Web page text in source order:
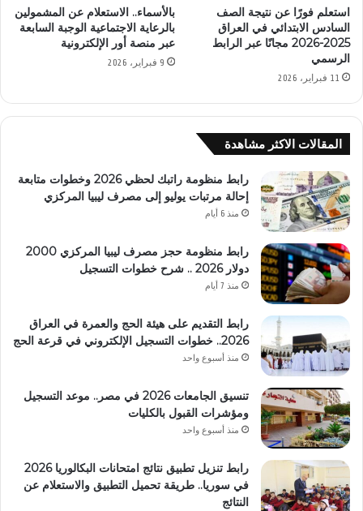
استعلم فورًا عن نتيجة الصف
السادس الابتدائي في العراق
2025-2026 مجانًا عبر الرابط
الرسمي
11 فبراير، 2026
بالأسماء.. الاستعلام عن المشمولين
بالرعاية الاجتماعية الوجبة السابعة
عبر منصة أور الإلكترونية
9 فبراير، 2026
المقالات الاكثر مشاهدة
رابط منظومة راتبك لحظي 2026 وخطوات متابعة
إحالة مرتبات يوليو إلى مصرف ليبيا المركزي
منذ 6 أيام
رابط منظومة حجز مصرف ليبيا المركزي 2000
دولار 2026 .. شرح خطوات التسجيل
منذ 7 أيام
رابط التقديم على هيئة الحج والعمرة في العراق
2026.. خطوات التسجيل الإلكتروني في قرعة الحج
منذ أسبوع واحد
تنسيق الجامعات 2026 في مصر.. موعد التسجيل
ومؤشرات القبول بالكليات
منذ أسبوع واحد
رابط تنزيل تطبيق نتائج امتحانات البكالوريا 2026
في سوريا.. طريقة تحميل التطبيق والاستعلام عن
النتائج